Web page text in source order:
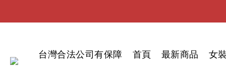
台灣合法公司有保障 首頁 最新商品 女